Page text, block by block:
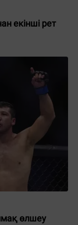
екінші рет
өлшеу